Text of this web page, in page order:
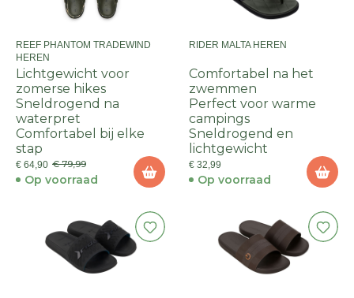
REEF PHANTOM TRADEWIND
HEREN
Lichtgewicht voor
zomerse hikes
Sneldrogend na
waterpret
Comfortabel bij elke
stap
€ 64,90 € 79,99
Op voorraad
RIDER MALTA HEREN
Comfortabel na het
zwemmen
Perfect voor warme
campings
Sneldrogend en
lichtgewicht
€ 32,99
Op voorraad